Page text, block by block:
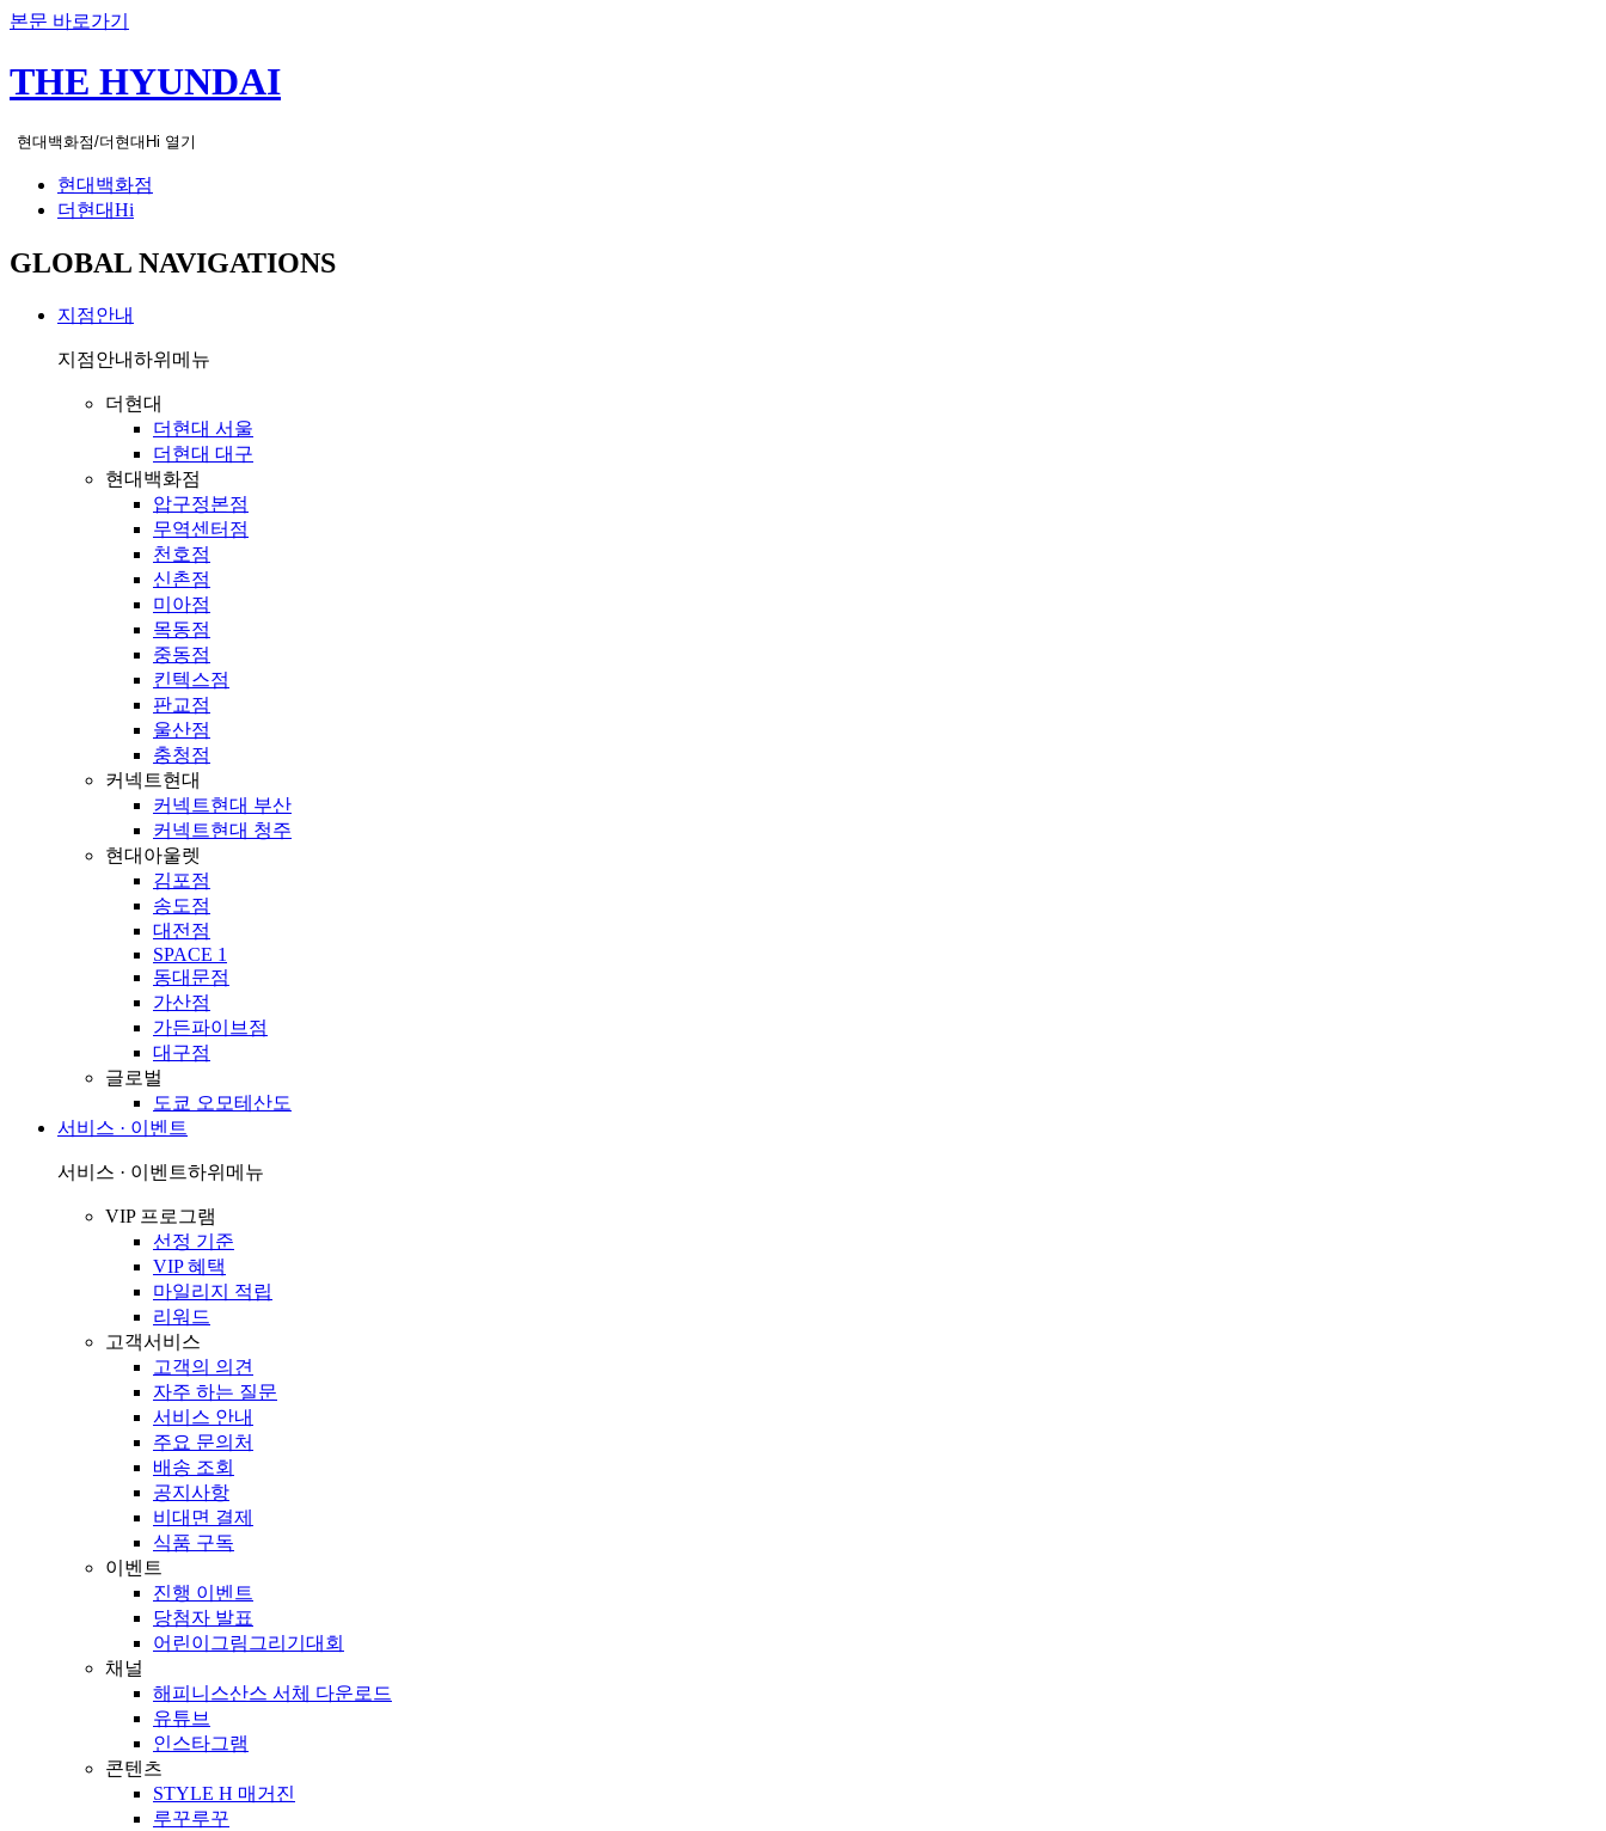
본문 바로가기
THE HYUNDAI
현대백화점/더현대Hi 열기
현대백화점
더현대Hi
GLOBAL NAVIGATIONS
지점안내
지점안내하위메뉴
더현대
더현대 서울
더현대 대구
현대백화점
압구정본점
무역센터점
천호점
신촌점
미아점
목동점
중동점
킨텍스점
판교점
울산점
충청점
커넥트현대
커넥트현대 부산
커넥트현대 청주
현대아울렛
김포점
송도점
대전점
SPACE 1
동대문점
가산점
가든파이브점
대구점
글로벌
도쿄 오모테산도
서비스 · 이벤트
서비스 · 이벤트하위메뉴
VIP 프로그램
선정 기준
VIP 혜택
마일리지 적립
리워드
고객서비스
고객의 의견
자주 하는 질문
서비스 안내
주요 문의처
배송 조회
공지사항
비대면 결제
식품 구독
이벤트
진행 이벤트
당첨자 발표
어린이그림그리기대회
채널
해피니스산스 서체 다운로드
유튜브
인스타그램
콘텐츠
STYLE H 매거진
루꾸루꾸